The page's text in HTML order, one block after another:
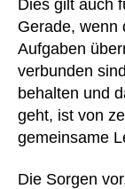
Dies gilt auch
Gerade, wenn
Aufgaben
verbunden
behalten und
geht, ist von
gemeinsame
Die Sorgen